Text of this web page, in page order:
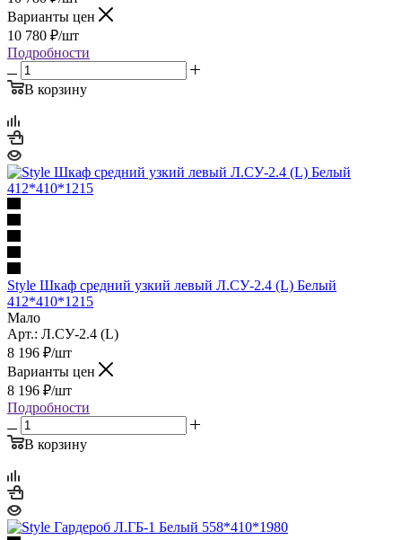
Варианты цен
10 780 ₽/шт
Подробности
В корзину
Style Шкаф средний узкий левый Л.СУ-2.4 (L) Белый
412*410*1215
Мало
Арт.: Л.СУ-2.4 (L)
8 196 ₽/шт
Варианты цен
8 196 ₽/шт
Подробности
В корзину